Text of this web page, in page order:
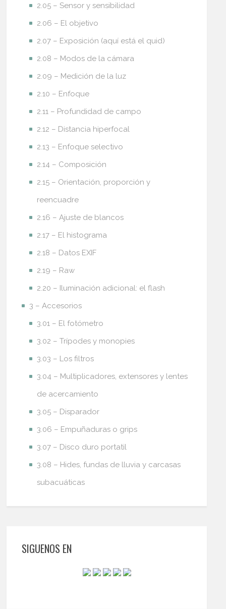
2.05 – Sensor y sensibilidad
2.06 – El objetivo
2.07 – Exposición (aquí está el quid)
2.08 – Modos de la cámara
2.09 – Medición de la luz
2.10 – Enfoque
2.11 – Profundidad de campo
2.12 – Distancia hiperfocal
2.13 – Enfoque selectivo
2.14 – Composición
2.15 – Orientación, proporción y
reencuadre
2.16 – Ajuste de blancos
2.17 – El histograma
2.18 – Datos EXIF
2.19 – Raw
2.20 – Iluminación adicional: el flash
3 – Accesorios
3.01 – El fotómetro
3.02 – Trípodes y monopies
3.03 – Los filtros
3.04 – Multiplicadores, extensores y lentes
de acercamiento
3.05 – Disparador
3.06 – Empuñaduras o grips
3.07 – Disco duro portatil
3.08 – Hides, fundas de lluvia y carcasas
subacuáticas
SIGUENOS EN